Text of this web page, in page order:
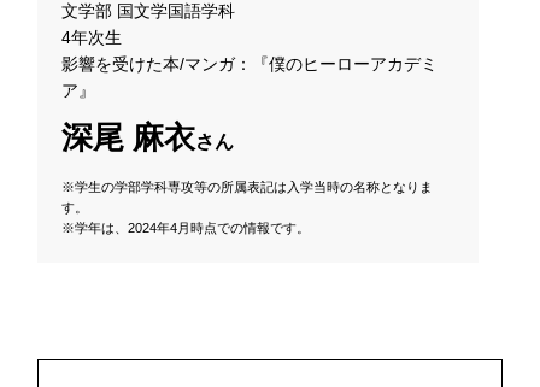
文学部 国文学国語学科
4年次生
影響を受けた本/マンガ：『僕のヒーローアカデミ
ア』
深尾 麻衣さん
※学生の学部学科専攻等の所属表記は入学当時の名称となりま
す。
※学年は、2024年4月時点での情報です。